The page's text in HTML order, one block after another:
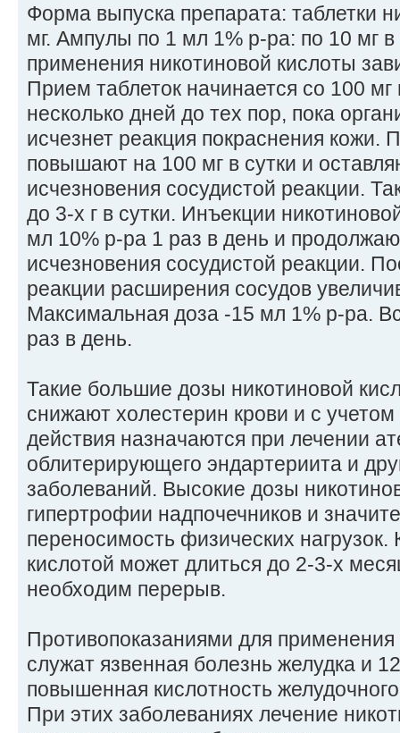
Форма выпуска препарата: таблетки
мг. Ампулы по 1 мл 1% р-ра: по 10 мг
применения никотиновой кислоты
Прием таблеток начинается со 100 мг
несколько дней до тех пор, пока
исчезнет реакция покраснения кожи.
повышают на 100 мг в сутки и
исчезновения сосудистой реакции.
до 3-х г в сутки. Инъекции
мл 10% р-ра 1 раз в день и
исчезновения сосудистой реакции.
реакции расширения сосудов
Максимальная доза -15 мл 1% р-ра.
раз в день.
Такие большие дозы никотиновой
снижают холестерин крови и с
действия назначаются при лечении
облитерирующего эндартериита и
заболеваний. Высокие дозы
гипертрофии надпочечников и
переносимость физических нагрузок.
кислотой может длиться до 2-3-х
необходим перерыв.
Противопоказаниями для
служат язвенная болезнь желудка и
повышенная кислотность
При этих заболеваниях лечение